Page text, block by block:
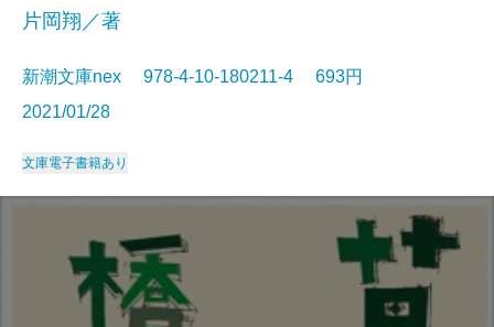
片岡翔／著
新潮文庫nex 978-4-10-180211-4 693円
2021/01/28
文庫電子書籍あり